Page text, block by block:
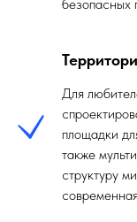
безопасных
Для
площадки
также
структуру